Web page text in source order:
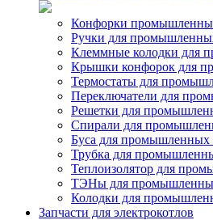
Конфорки
Ручки для
Клеммные колодки для
Крышки конфорок для
Термостаты для
Переключатели для
Решетки для
Спирали для
Буса для промышленных
Трубка для
Теплоизолятор для
ТЭНы для
Колодки для
Запчасти для электрокотлов